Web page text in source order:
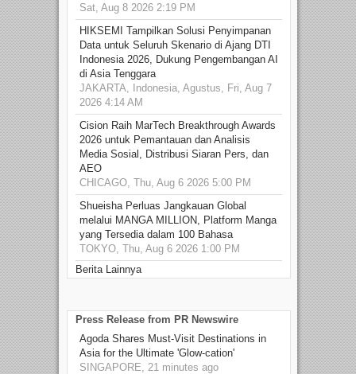
Sat, Aug 8 2026 2:19 PM
HIKSEMI Tampilkan Solusi Penyimpanan
Data untuk Seluruh Skenario di Ajang DTI
Indonesia 2026, Dukung Pengembangan AI
di Asia Tenggara
JAKARTA, Indonesia, Agustus, Fri, Aug 7
2026 4:14 AM
Cision Raih MarTech Breakthrough Awards
2026 untuk Pemantauan dan Analisis
Media Sosial, Distribusi Siaran Pers, dan
AEO
CHICAGO, Thu, Aug 6 2026 5:00 PM
Shueisha Perluas Jangkauan Global
melalui MANGA MILLION, Platform Manga
yang Tersedia dalam 100 Bahasa
TOKYO, Thu, Aug 6 2026 1:00 PM
Berita Lainnya
Press Release from PR Newswire
Agoda Shares Must-Visit Destinations in
Asia for the Ultimate 'Glow-cation'
SINGAPORE, 21 minutes ago